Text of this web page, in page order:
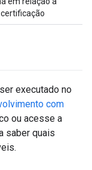
executado no
com
ou acesse a
saber quais